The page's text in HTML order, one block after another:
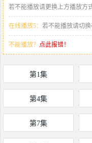
若不能播放请更换上方播放方式
在线播放5： 若不能播放请切换
不能播放？ 点此报错！
第1集
第4集
第7集